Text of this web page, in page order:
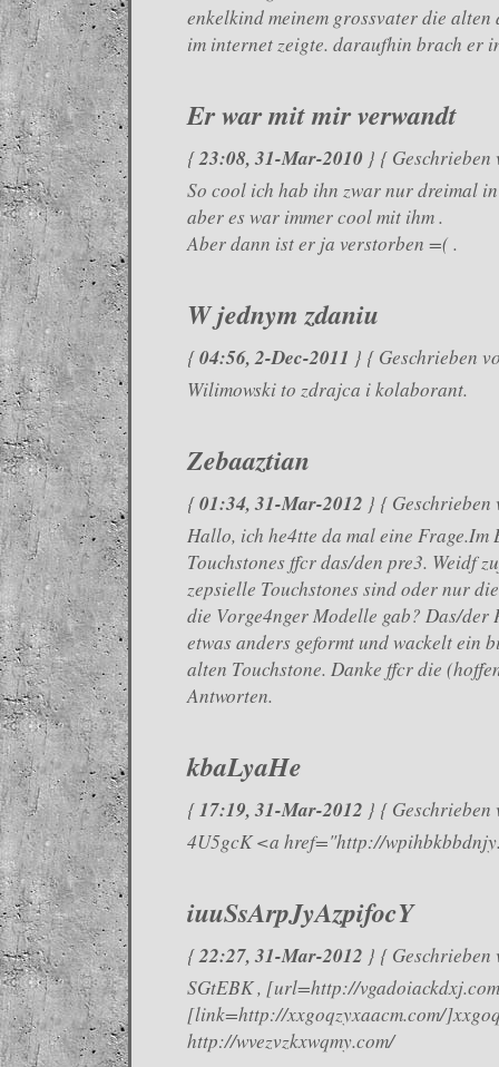
enkelkind meinem grossvater die alten
im internet zeigte. daraufhin brach er
Er war mit mir verwandt
{23:08, 31-Mar-2010 } {
So cool ich hab ihn zwar nur dreimal in
aber es war immer cool mit ihm .
Aber dann ist er ja verstorben =( .
W jednym zdaniu
{04:56, 2-Dec-2011 } { Geschrieben
Wilimowski to zdrajca i kolaborant.
Zebaaztian
{01:34, 31-Mar-2012 } {
Hallo, ich he4tte da mal eine Frage.Im
Touchstones ffcr das/den pre3. Weidf
zepsielle Touchstones sind oder nur
die Vorge4nger Modelle gab? Das/der
etwas anders geformt und wackelt ein
alten Touchstone. Danke ffcr die
Antworten.
kbaLyaHe
{17:19, 31-Mar-2012 } {
4U5gcK <a href="http://
iuuSsArpJyAzpifocY
{22:27, 31-Mar-2012 } { Geschrieben
SGtEBK , [url=http://
[link=http://xxgoqzyxaacm.com/
http://wvezvzkxwqmy.com/